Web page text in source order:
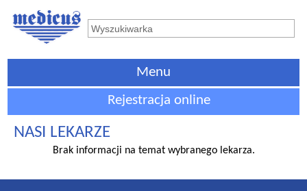
Menu
Rejestracja online
NASI LEKARZE
Brak informacji na temat wybranego lekarza.